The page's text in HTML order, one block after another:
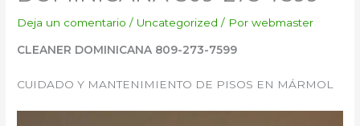
Deja un comentario / Uncategorized / Porwebmaster
CLEANER DOMINICANA 809-273-7599
CUIDADO Y MANTENIMIENTO DE PISOS EN MÁRMOL